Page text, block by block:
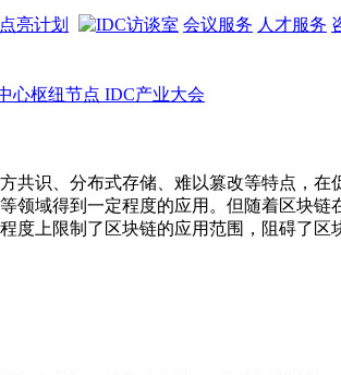
会议服务 人才服务
心枢纽节点 IDC产业大会
共识、分布式存储、难以篡改等特点，
领域得到一定程度的应用。但随着区块
度上限制了区块链的应用范围，阻碍了